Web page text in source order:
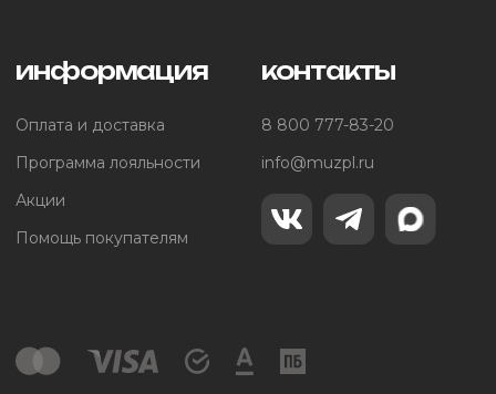
информация
Оплата и доставка
Программа лояльности
Акции
Помощь покупателям
контакты
8 800 777-83-20
info@muzpl.ru